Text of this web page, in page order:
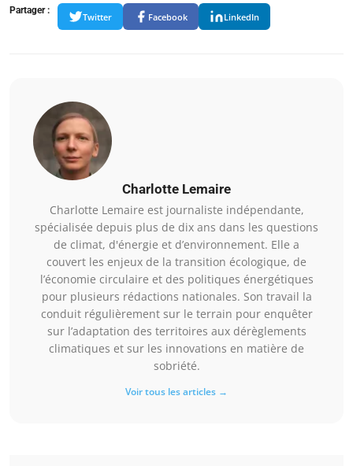
Partager :
Twitter Facebook LinkedIn
Charlotte Lemaire
Charlotte Lemaire est journaliste indépendante,
spécialisée depuis plus de dix ans dans les questions
de climat, d'énergie et d’environnement. Elle a
couvert les enjeux de la transition écologique, de
l’économie circulaire et des politiques énergétiques
pour plusieurs rédactions nationales. Son travail la
conduit régulièrement sur le terrain pour enquêter
sur l’adaptation des territoires aux dérèglements
climatiques et sur les innovations en matière de
sobriété.
Voir tous les articles →